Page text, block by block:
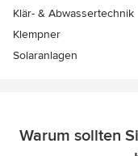
Klär- & Abwassertechnik
Klempner
Solaranlagen
Warum sollten